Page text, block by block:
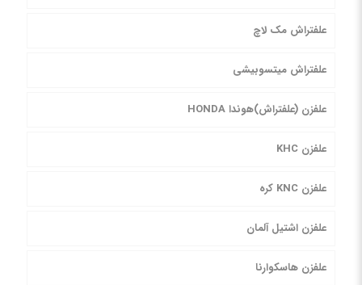
علفتراش مک لاچ
علفتراش میتسوبیشی
علفزن (علفتراش)هوندا HONDA
علفزن KHC
علفزن KNC کره
علفزن اشتیل آلمان
علفزن هاسکوارنا